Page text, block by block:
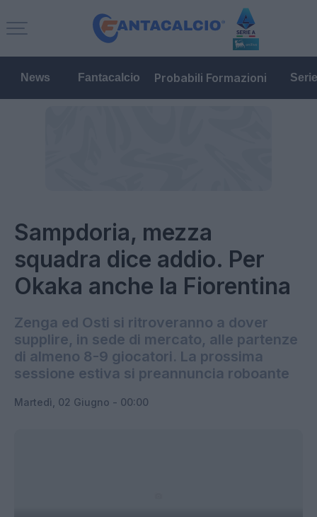
News Fantacalcio Probabili Formazioni
Sampdoria, mezza
squadra dice addio. Per
Okaka anche la Fiorentina
Zenga ed Osti si ritroveranno a dover
supplire, in sede di mercato, alle partenze
di almeno 8-9 giocatori. La prossima
sessione estiva si preannuncia roboante
Martedì, 02 Giugno - 00:00